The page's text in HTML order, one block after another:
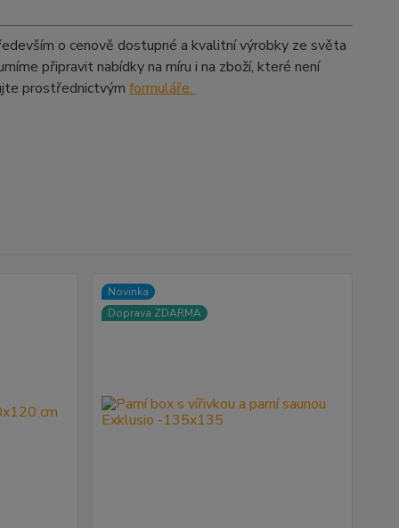
o cenově dostupné a kvalitní výrobky ze světa
připravit nabídky na míru i na zboží, které není
prostřednictvým formuláře.
Novinka
Doprava ZDARMA